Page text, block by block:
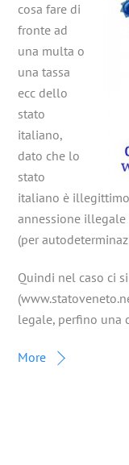
cosa fare di
fronte ad
una multa o
una tassa
ecc dello
stato
italiano,
dato che lo
stato
italiano è
annessione
(per
Quindi nel caso ci
legale, perfino una
More